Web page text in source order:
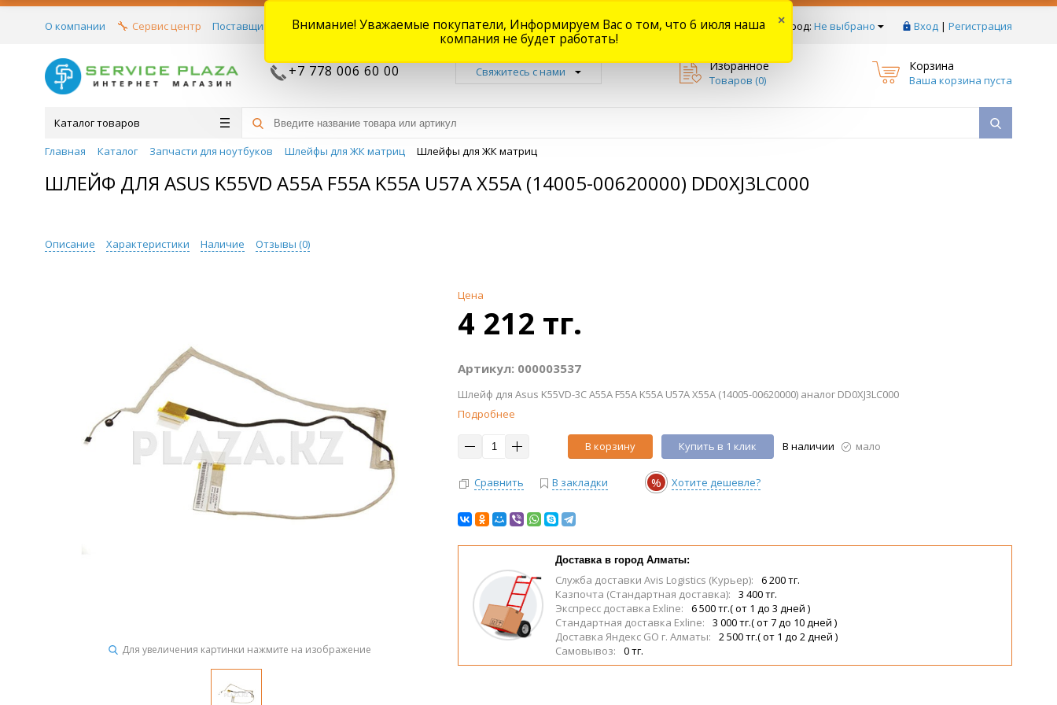
Ваш город: Не выбрано Вход | Регистрация
О компании Сервис центр Поставщикам Договора Новости Акции Доставка Оплата Наши магазины Форум Отзывы
+7 778 006 60 00 Свяжитесь с нами Избранное
Товаров (0)
Корзина
Ваша корзина пуста
Каталог товаров
Главная
Каталог Запчасти для ноутбуков Шлейфы для ЖК матриц Шлейфы для ЖК матриц
ШЛЕЙФ ДЛЯ ASUS K55VD A55A F55A K55A U57A X55A (14005-00620000) DD0XJ3LC000
Описание Характеристики Наличие Отзывы (0)
Для увеличения картинки нажмите на изображение
Цена
4 212 тг.
Артикул: 000003537
Шлейф для Asus K55VD-3C A55A F55A K55A U57A X55A (14005-00620000) аналог DD0XJ3LC000
Подробнее
В корзину Купить в 1 клик В наличии мало
Сравнить В закладки % Хотите дешевле?
Доставка в город Алматы:
Служба доставки Avis Logistics (Курьер):
6 200 тг.
Казпочта (Стандартная доставка):
3 400 тг.
Экспресс доставка Exline:
6 500 тг.( от 1 до 3 дней )
Стандартная доставка Exline:
3 000 тг.( от 7 до 10 дней )
Доставка Яндекс GO г. Алматы:
2 500 тг.( от 1 до 2 дней )
Самовывоз:
0 тг.
Внимание! Уважаемые покупатели, Информируем Вас о том, что 6 июля наша
компания не будет работать!
×